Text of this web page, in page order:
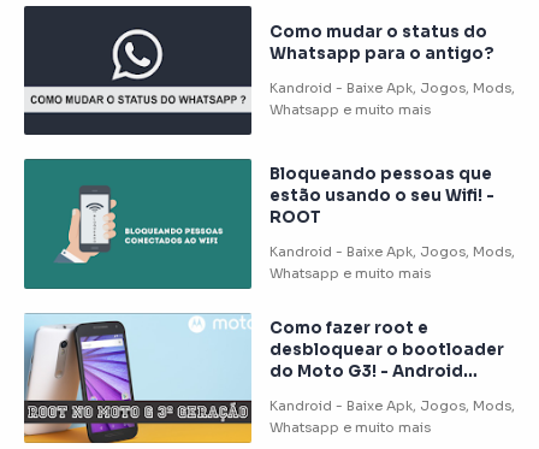
Como mudar o status do
Whatsapp para o antigo?
Bloqueando pessoas que
estão usando o seu Wifi! -
ROOT
Como fazer root e
desbloquear o bootloader
do Moto G3! - Android